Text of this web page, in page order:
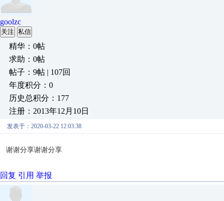
goolzc
关注 私信
精华：0帖
求助：0帖
帖子：9帖 | 107回
年度积分：0
历史总积分：177
注册：2013年12月10日
发表于：2020-03-22 12:03:38
谢谢分享谢谢分享
回复 引用 举报